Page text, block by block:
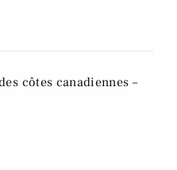
côtes canadiennes –